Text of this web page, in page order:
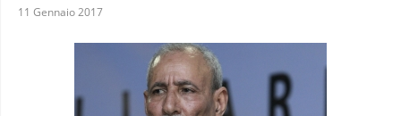
11 Gennaio 2017